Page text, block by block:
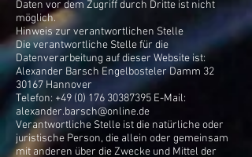
Daten vor dem Zugriff durch Dritte ist nicht
möglich.
Hinweis zur verantwortlichen Stelle
Die verantwortliche Stelle für die
Datenverarbeitung auf dieser Website ist:
Alexander Barsch Engelbosteler Damm 32
30167 Hannover
Telefon: +49 (0) 176 30387395 E-Mail:
alexander.barsch@online.de
Verantwortliche Stelle ist die natürliche oder
juristische Person, die allein oder gemeinsam
mit anderen über die Zwecke und Mittel der